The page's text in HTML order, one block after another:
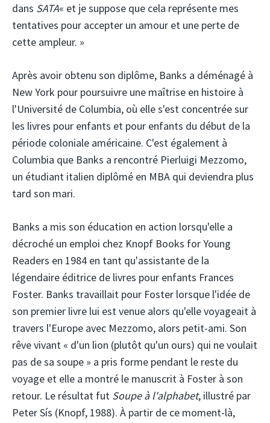
dans SATA« et je suppose que cela représente mes
tentatives pour accepter un amour et une perte de
cette ampleur. »
Après avoir obtenu son diplôme, Banks a déménagé à
New York pour poursuivre une maîtrise en histoire à
l'Université de Columbia, où elle s'est concentrée sur
les livres pour enfants et pour enfants du début de la
période coloniale américaine. C'est également à
Columbia que Banks a rencontré Pierluigi Mezzomo,
un étudiant italien diplômé en MBA qui deviendra plus
tard son mari.
Banks a mis son éducation en action lorsqu'elle a
décroché un emploi chez Knopf Books for Young
Readers en 1984 en tant qu'assistante de la
légendaire éditrice de livres pour enfants Frances
Foster. Banks travaillait pour Foster lorsque l'idée de
son premier livre lui est venue alors qu'elle voyageait à
travers l'Europe avec Mezzomo, alors petit-ami. Son
rêve vivant « d'un lion (plutôt qu'un ours) qui ne voulait
pas de sa soupe » a pris forme pendant le reste du
voyage et elle a montré le manuscrit à Foster à son
retour. Le résultat fut Soupe à l'alphabet, illustré par
Peter Sís (Knopf, 1988). À partir de ce moment-là,